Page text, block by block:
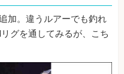
加。違うルアーでも釣れ
グを通してみるが、こち